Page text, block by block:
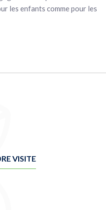
les enfants comme pour les
VISITE